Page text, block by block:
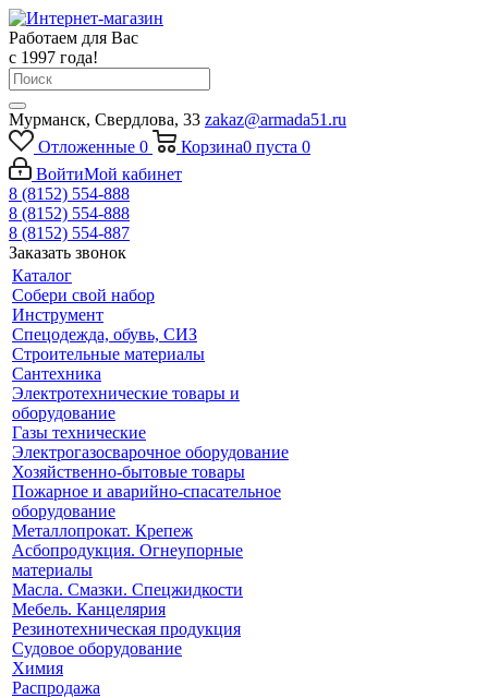
Работаем для Вас
с 1997 года!
Мурманск, Свердлова, 33 zakaz@armada51.ru
Отложенные 0 Корзина0 пуста 0
ВойтиМой кабинет
8 (8152) 554-888
8 (8152) 554-888
8 (8152) 554-887
Заказать звонок
Каталог
Собери свой набор
Инструмент
Спецодежда, обувь, СИЗ
Строительные материалы
Сантехника
Электротехнические товары и
оборудование
Газы технические
Электрогазосварочное оборудование
Хозяйственно-бытовые товары
Пожарное и аварийно-спасательное
оборудование
Металлопрокат. Крепеж
Асбопродукция. Огнеупорные
материалы
Масла. Смазки. Спецжидкости
Мебель. Канцелярия
Резинотехническая продукция
Судовое оборудование
Химия
Распродажа